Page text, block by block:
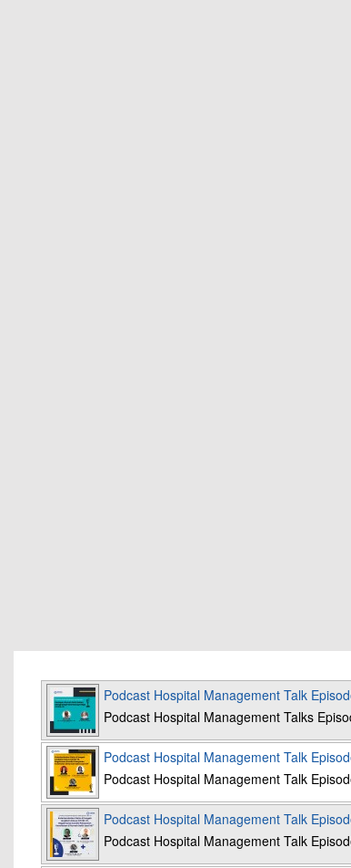
Podcast Hospital Management Talk
Podcast Hospital Management Talks
Podcast Hospital Management Talk
Podcast Hospital Management Talk
Podcast Hospital Management Talk
Podcast Hospital Management Talk